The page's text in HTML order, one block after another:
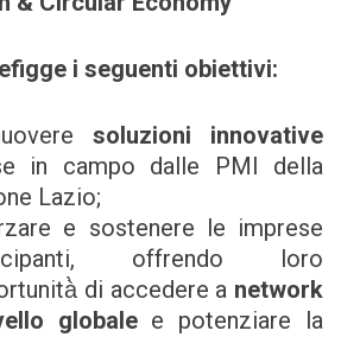
i seguenti obiettivi:
soluzioni innovative
in campo dalle PMI della
Lazio;
e sostenere le imprese
offrendo loro
di accedere a network
globalee potenziare la